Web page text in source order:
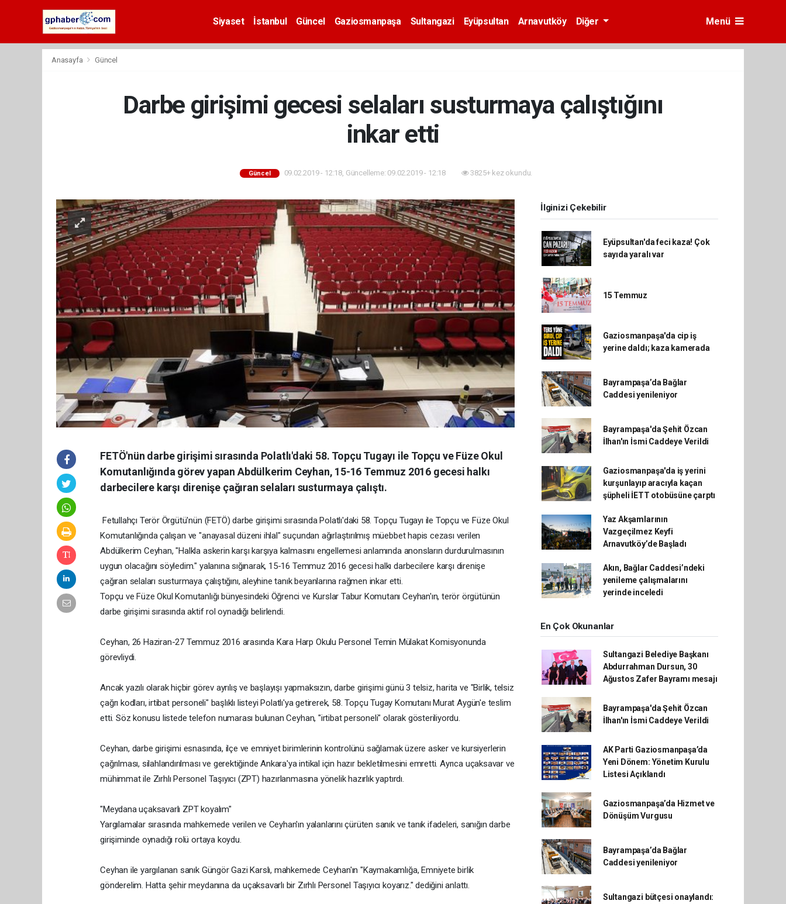
Siyaset İstanbul Güncel Gaziosmanpaşa Sultangazi Eyüpsultan Arnavutköy Diğer Menü
Anasayfa Güncel
Darbe girişimi gecesi selaları susturmaya çalıştığını
inkar etti
Güncel 09.02.2019 - 12:18, Güncelleme: 09.02.2019 - 12:18 3825+ kez okundu.
FETÖ'nün darbe girişimi sırasında Polatlı'daki 58. Topçu Tugayı ile Topçu ve Füze Okul
Komutanlığında görev yapan Abdülkerim Ceyhan, 15-16 Temmuz 2016 gecesi halkı
darbecilere karşı direnişe çağıran selaları susturmaya çalıştı.
Fetullahçı Terör Örgütü'nün (FETÖ) darbe girişimi sırasında Polatlı'daki 58. Topçu Tugayı ile Topçu ve Füze Okul
Komutanlığında çalışan ve "anayasal düzeni ihlal" suçundan ağırlaştırılmış müebbet hapis cezası verilen
Abdülkerim Ceyhan, "Halkla askerin karşı karşıya kalmasını engellemesi anlamında anonsların durdurulmasının
uygun olacağını söyledim." yalanına sığınarak, 15-16 Temmuz 2016 gecesi halkı darbecilere karşı direnişe
çağıran selaları susturmaya çalıştığını, aleyhine tanık beyanlarına rağmen inkar etti.
Topçu ve Füze Okul Komutanlığı bünyesindeki Öğrenci ve Kurslar Tabur Komutanı Ceyhan'ın, terör örgütünün
darbe girişimi sırasında aktif rol oynadığı belirlendi.
Ceyhan, 26 Haziran-27 Temmuz 2016 arasında Kara Harp Okulu Personel Temin Mülakat Komisyonunda
görevliydi.
Ancak yazılı olarak hiçbir görev ayrılış ve başlayışı yapmaksızın, darbe girişimi günü 3 telsiz, harita ve "Birlik, telsiz
çağrı kodları, irtibat personeli" başlıklı listeyi Polatlı'ya getirerek, 58. Topçu Tugay Komutanı Murat Aygün'e teslim
etti. Söz konusu listede telefon numarası bulunan Ceyhan, "irtibat personeli" olarak gösteriliyordu.
Ceyhan, darbe girişimi esnasında, ilçe ve emniyet birimlerinin kontrolünü sağlamak üzere asker ve kursiyerlerin
çağrılması, silahlandırılması ve gerektiğinde Ankara'ya intikal için hazır bekletilmesini emretti. Ayrıca uçaksavar ve
mühimmat ile Zırhlı Personel Taşıyıcı (ZPT) hazırlanmasına yönelik hazırlık yaptırdı.
"Meydana uçaksavarlı ZPT koyalım"
Yargılamalar sırasında mahkemede verilen ve Ceyhan'ın yalanlarını çürüten sanık ve tanık ifadeleri, sanığın darbe
girişiminde oynadığı rolü ortaya koydu.
Ceyhan ile yargılanan sanık Güngör Gazi Karslı, mahkemede Ceyhan'ın "Kaymakamlığa, Emniyete birlik
gönderelim. Hatta şehir meydanına da uçaksavarlı bir Zırhlı Personel Taşıyıcı koyarız." dediğini anlattı.
İlginizi Çekebilir
Eyüpsultan'da feci kaza! Çok
sayıda yaralı var
15 Temmuz
Gaziosmanpaşa'da cip iş
yerine daldı; kaza kamerada
Bayrampaşa’da Bağlar
Caddesi yenileniyor
Bayrampaşa'da Şehit Özcan
İlhan'ın İsmi Caddeye Verildi
Gaziosmanpaşa'da iş yerini
kurşunlayıp aracıyla kaçan
şüpheli İETT otobüsüne çarptı
Yaz Akşamlarının
Vazgeçilmez Keyfi
Arnavutköy’de Başladı
Akın, Bağlar Caddesi’ndeki
yenileme çalışmalarını
yerinde inceledi
En Çok Okunanlar
Sultangazi Belediye Başkanı
Abdurrahman Dursun, 30
Ağustos Zafer Bayramı mesajı
Bayrampaşa'da Şehit Özcan
İlhan'ın İsmi Caddeye Verildi
AK Parti Gaziosmanpaşa’da
Yeni Dönem: Yönetim Kurulu
Listesi Açıklandı
Gaziosmanpaşa’da Hizmet ve
Dönüşüm Vurgusu
Bayrampaşa’da Bağlar
Caddesi yenileniyor
Sultangazi bütçesi onaylandı: